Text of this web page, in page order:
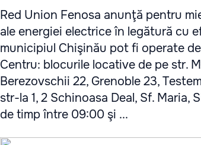
Red Union Fenosa anunţă pentru
ale energiei electrice în legătură cu
municipiul Chişinău pot fi operate
Centru: blocurile locative de pe str.
Berezovschii 22, Grenoble 23,
str-la 1, 2 Schinoasa Deal, Sf.
de timp între 09:00 şi ...